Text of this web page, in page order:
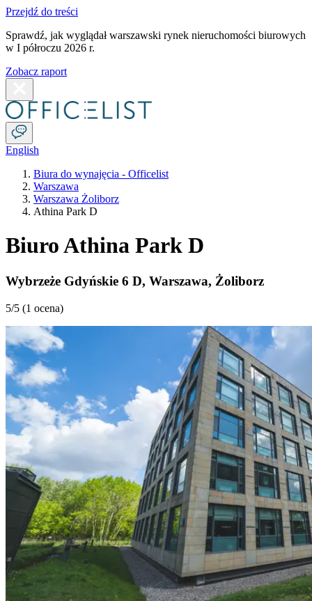
Przejdź do treści
Sprawdź, jak wyglądał warszawski rynek nieruchomości biurowych
w I półroczu 2026 r.
Zobacz raport
English
Biura do wynajęcia - Officelist
Warszawa
Warszawa Żoliborz
Athina Park D
Biuro Athina Park D
Wybrzeże Gdyńskie 6 D, Warszawa, Żoliborz
5/5 (1 ocena)